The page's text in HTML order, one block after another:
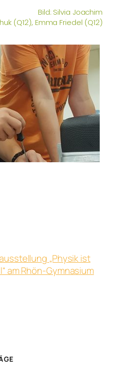
Bild: Silvia Joachim
(Q12), Emma Friedel (Q12)
„Physik ist
am Rhön-Gymnasium